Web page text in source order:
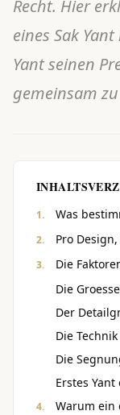
Recht. Hier
eines Sak
Yant seinen
gemeinsam
Was
Pro
Die
Die
Der
Die
Die
Erstes
Warum ein